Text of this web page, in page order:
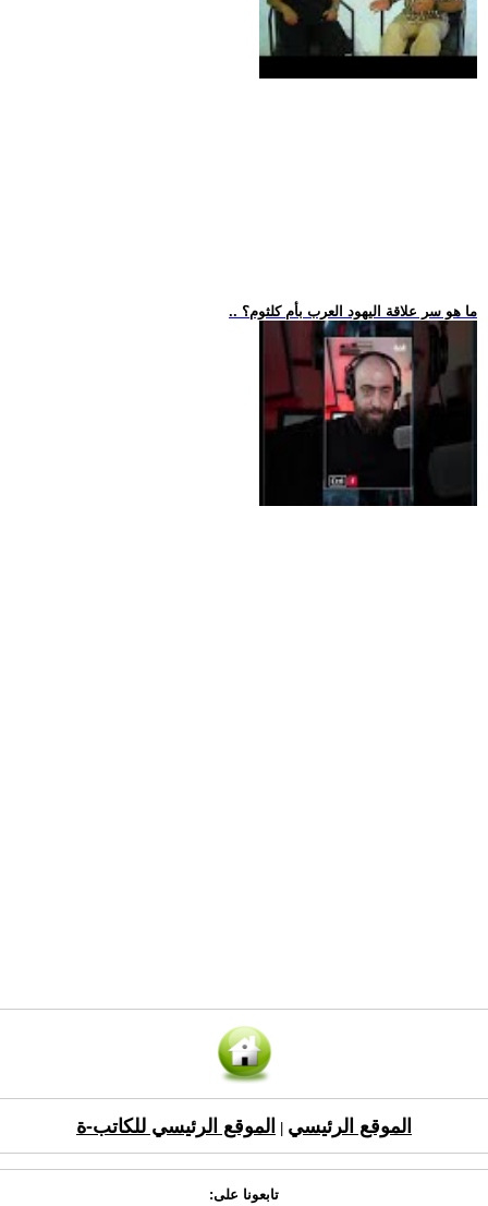
.. ما هو سر علاقة اليهود العرب بأم كلثوم؟
الموقع الرئيسي الموقع الرئيسي للكاتب-ة
تابعونا على: